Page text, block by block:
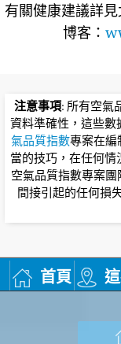
有關健康建議詳​​
博客：
注意事項: 所有空氣
資料準確性，這些數
氣品質指數專案在編
當的技巧，在任何情
空氣品質指數專案
間接引起的任何損
首頁